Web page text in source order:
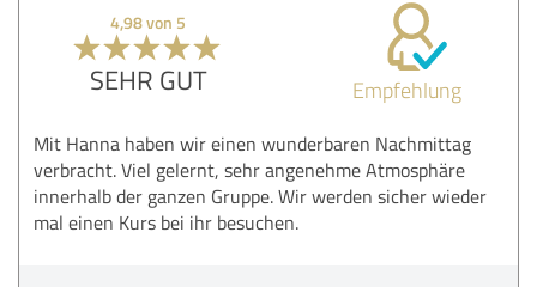
4,98 von 5
SEHR GUT Empfehlung
Mit Hanna haben wir einen wunderbaren Nachmittag
verbracht. Viel gelernt, sehr angenehme Atmosphäre
innerhalb der ganzen Gruppe. Wir werden sicher wieder
mal einen Kurs bei ihr besuchen.